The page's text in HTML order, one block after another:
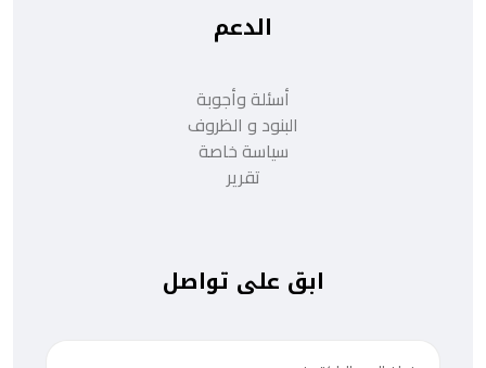
الدعم
أسئلة وأجوبة
البنود و الظروف
سياسة خاصة
تقرير
ابق على تواصل